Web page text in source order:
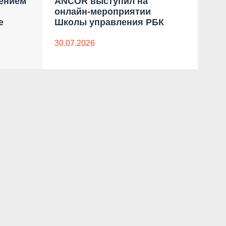
онлайн-мероприятии
Школы управления РБК
30.07.2026